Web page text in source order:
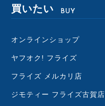
買いたい BUY
オンラインショップ
ヤフオク! フライズ
フライズ メルカリ店
ジモティー フライズ古賀店